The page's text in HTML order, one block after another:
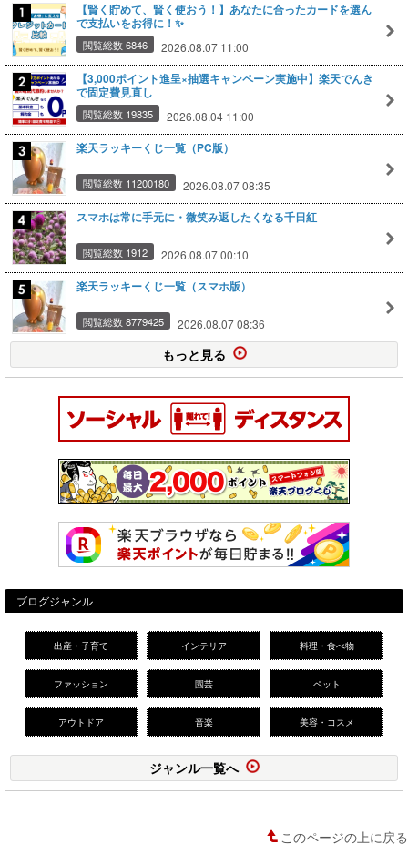
【賢く貯めて、賢く使おう！】あなたに合ったカードを選ん
で支払いをお得に！✨
閲覧総数 6846 2026.08.07 11:00
【3,000ポイント進呈×抽選キャンペーン実施中】楽天でんき
で固定費見直し
閲覧総数 19835 2026.08.04 11:00
楽天ラッキーくじ一覧（PC版）
閲覧総数 11200180 2026.08.07 08:35
スマホは常に手元に・微笑み返したくなる千日紅
閲覧総数 1912 2026.08.07 00:10
楽天ラッキーくじ一覧（スマホ版）
閲覧総数 8779425 2026.08.07 08:36
もっと見る
ブログジャンル
出産・子育て インテリア 料理・食べ物
ファッション 園芸 ペット
アウトドア 音楽 美容・コスメ
ジャンル一覧へ
このページの上に戻る